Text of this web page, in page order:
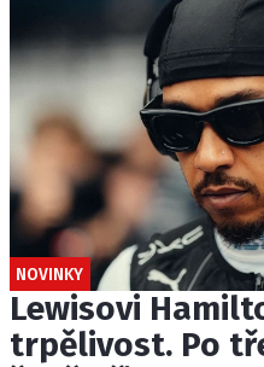
NOVINKY
Lewisovi
trpělivost. Po